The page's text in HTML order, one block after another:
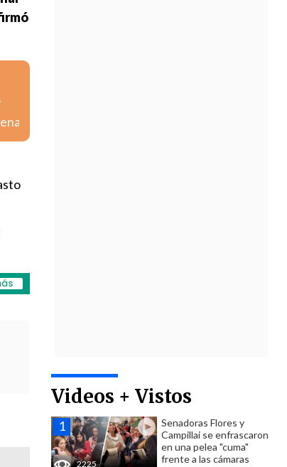
Videos + Vistos
2225
Senadoras Flores y
Campillai se enfrascaron
en una pelea "cuma"
frente a las cámaras